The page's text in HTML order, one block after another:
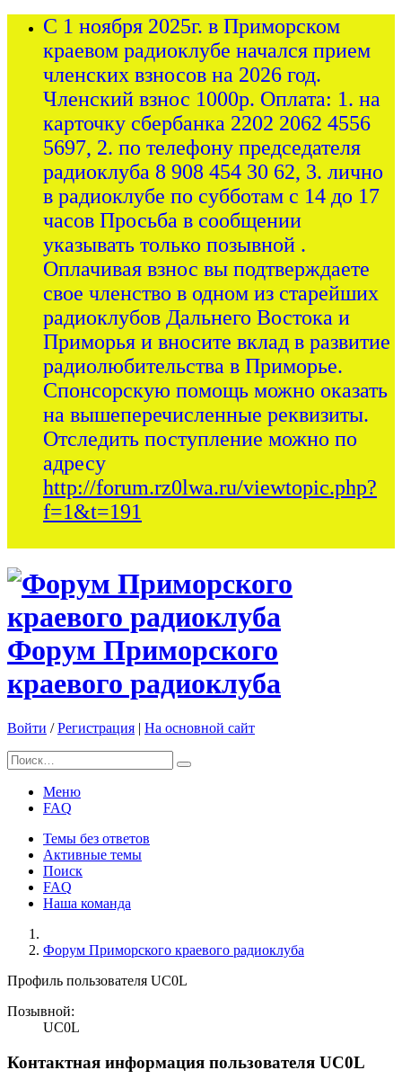
С 1 ноября 2025г. в Приморском
краевом радиоклубе начался прием
членских взносов на 2026 год.
Членский взнос 1000р. Оплата: 1. на
карточку сбербанка 2202 2062 4556
5697, 2. по телефону председателя
радиоклуба 8 908 454 30 62, 3. лично
в радиоклубе по субботам с 14 до 17
часов Просьба в сообщении
указывать только позывной .
Оплачивая взнос вы подтверждаете
свое членство в одном из старейших
радиоклубов Дальнего Востока и
Приморья и вносите вклад в развитие
радиолюбительства в Приморье.
Спонсорскую помощь можно оказать
на вышеперечисленные реквизиты.
Отследить поступление можно по
адресу
http://forum.rz0lwa.ru/viewtopic.php?
f=1&t=191
Форум Приморского
краевого радиоклуба
Войти /Регистрация | На основной сайт
Меню
FAQ
Темы без ответов
Активные темы
Поиск
FAQ
Наша команда
Форум Приморского краевого радиоклуба
Профиль пользователя UC0L
Позывной:
UC0L
Контактная информация пользователя UC0L